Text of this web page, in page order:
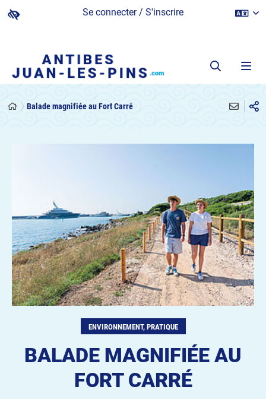
Se connecter / S'inscrire
Balade magnifiée au Fort Carré
ENVIRONNEMENT, PRATIQUE
BALADE MAGNIFIÉE AU
FORT CARRÉ